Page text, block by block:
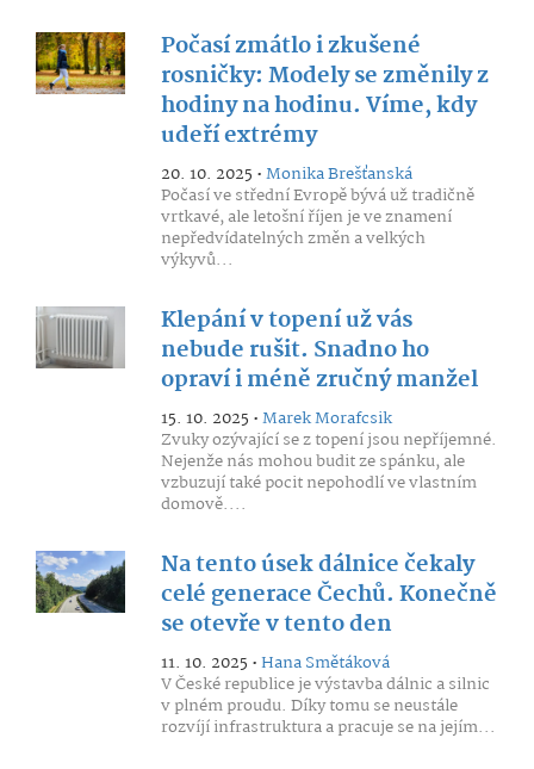
Počasí zmátlo i zkušené
rosničky: Modely se změnily z
hodiny na hodinu. Víme, kdy
udeří extrémy
20. 10. 2025 •Monika Brešťanská
Počasí ve střední Evropě bývá už tradičně
vrtkavé, ale letošní říjen je ve znamení
nepředvídatelných změn a velkých
výkyvů...
Klepání v topení už vás
nebude rušit. Snadno ho
opraví i méně zručný manžel
15. 10. 2025 •Marek Morafcsik
Zvuky ozývající se z topení jsou nepříjemné.
Nejenže nás mohou budit ze spánku, ale
vzbuzují také pocit nepohodlí ve vlastním
domově....
Na tento úsek dálnice čekaly
celé generace Čechů. Konečně
se otevře v tento den
11. 10. 2025 •Hana Smětáková
V České republice je výstavba dálnic a silnic
v plném proudu. Díky tomu se neustále
rozvíjí infrastruktura a pracuje se na jejím...